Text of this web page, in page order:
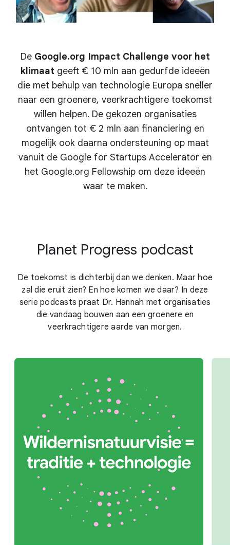
De Google.org Impact Challenge voor het
klimaat geeft € 10 mln aan gedurfde ideeën
die met behulp van technologie Europa sneller
naar een groenere, veerkrachtigere toekomst
willen helpen. De gekozen organisaties
ontvangen tot € 2 mln aan financiering en
mogelijk ook daarna ondersteuning op maat
vanuit de Google for Startups Accelerator en
het Google.org Fellowship om deze ideeën
waar te maken.
Planet Progress podcast
De toekomst is dichterbij dan we denken. Maar hoe
zal die eruit zien? En hoe komen we daar? In deze
serie podcasts praat Dr. Hannah met organisaties
die vandaag bouwen aan een groenere en
veerkrachtigere aarde van morgen.